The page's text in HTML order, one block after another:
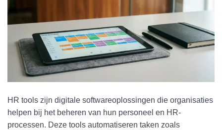
HR tools zijn digitale softwareoplossingen die organisaties
helpen bij het beheren van hun personeel en HR-
processen. Deze tools automatiseren taken zoals